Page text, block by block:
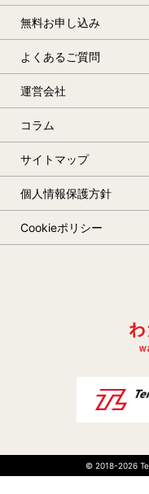
無料お申し込み
よくあるご質問
運営会社
コラム
サイトマップ
個人情報保護方針
Cookieポリシー
© 2018-2026